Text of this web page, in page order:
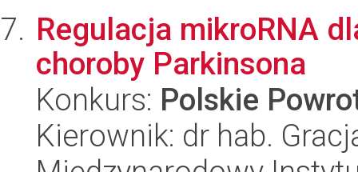
Regulacja mikroRNA
choroby Parkinsona
Konkurs: Polskie
Kierownik: dr hab.